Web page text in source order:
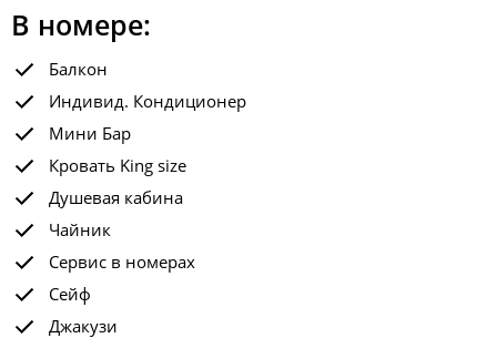
В номере:
Балкон
Индивид. Кондиционер
Мини Бар
Кровать King size
Душевая кабина
Чайник
Сервис в номерах
Сейф
Джакузи